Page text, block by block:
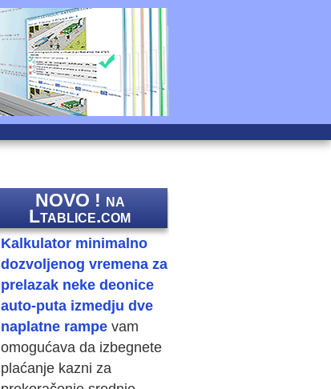
NOVO ! na
Ltablice.com
Kalkulator minimalno
dozvoljenog vremena za
prelazak neke deonice
auto-puta izmedju dve
naplatne rampe vam
omogućava da izbegnete
plaćanje kazni za